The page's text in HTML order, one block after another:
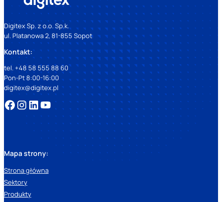
Digitex Sp. z o.o. Sp.k.
ul. Platanowa 2, 81-855 Sopot
Kontakt:
tel. +48 58 555 88 60
Pon-Pt 8:00-16:00
digitex@digitex.pl
Mapa strony:
Strona główna
Sektory
Produkty